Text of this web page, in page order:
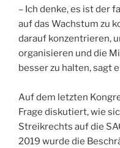
– Ich denke, es ist der
auf das Wachstum zu
darauf konzentrieren,
organisieren und die
besser zu halten, sagt
Auf dem letzten
Frage diskutiert, wie
Streikrechts auf die
2019 wurde die